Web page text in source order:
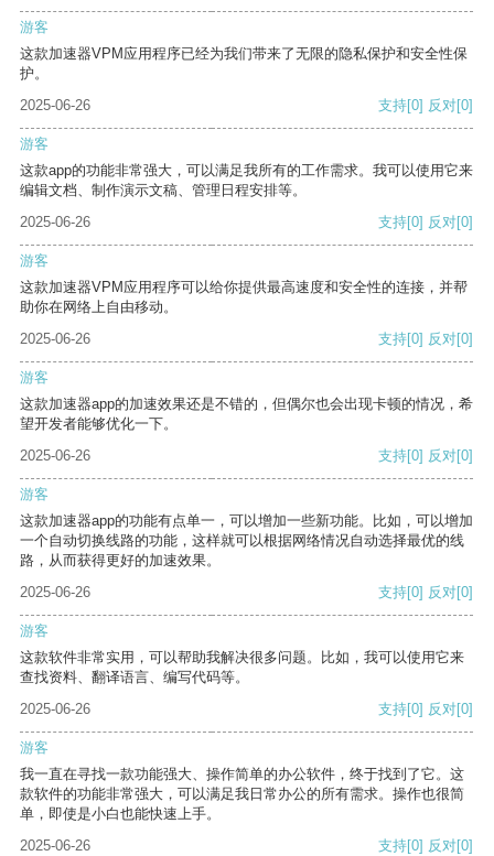
游客
这款加速器VPM应用程序已经为我们带来了无限的隐私保护和安全性保
护。
2025-06-26
支持[0] 反对[0]
游客
这款app的功能非常强大，可以满足我所有的工作需求。我可以使用它来
编辑文档、制作演示文稿、管理日程安排等。
2025-06-26
支持[0] 反对[0]
游客
这款加速器VPM应用程序可以给你提供最高速度和安全性的连接，并帮
助你在网络上自由移动。
2025-06-26
支持[0] 反对[0]
游客
这款加速器app的加速效果还是不错的，但偶尔也会出现卡顿的情况，希
望开发者能够优化一下。
2025-06-26
支持[0] 反对[0]
游客
这款加速器app的功能有点单一，可以增加一些新功能。比如，可以增加
一个自动切换线路的功能，这样就可以根据网络情况自动选择最优的线
路，从而获得更好的加速效果。
2025-06-26
支持[0] 反对[0]
游客
这款软件非常实用，可以帮助我解决很多问题。比如，我可以使用它来
查找资料、翻译语言、编写代码等。
2025-06-26
支持[0] 反对[0]
游客
我一直在寻找一款功能强大、操作简单的办公软件，终于找到了它。这
款软件的功能非常强大，可以满足我日常办公的所有需求。操作也很简
单，即使是小白也能快速上手。
2025-06-26
支持[0] 反对[0]